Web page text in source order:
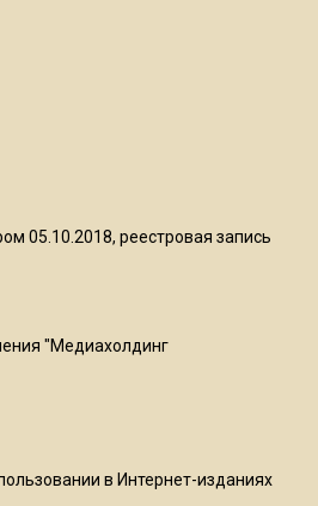
придет в
21 июля
Машаров объяснил,
05.10.2018, реестровая запись
"Медиахолдинг
в Интернет-изданиях